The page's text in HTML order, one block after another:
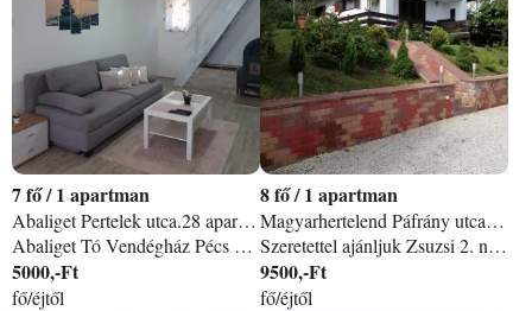
7 /1 apartman
Abaliget Pertelek utca.28 apartman
Abaliget Tó Vendégház Pécs mellet Mecsek egyik csodálatos völgyében a gyógyító hatásáról híres Abaligeti cseppkőbarlangtól egy könnyed sétára található. A Vendégház, Abaliget, Pretelek u. 28. szám alatt található, 55 nm-en 3 szoba, fürdőszoba, konyha, étkező, 7 fő elhelyezésére alkalmas! Egész évben bérelhető. Kályhás fűtés van. Teljesen felszerelt konyha, kerámialapos villanytűzhely, mikrohullámú sütő, kávéfőző, stb. Nappaliban T-home televízió! Ingyenes wifi! Tűzrakhely az udvarban bográcsozási lehetőséggel /bogrács, grillező biztosítót, fatüzelésű dézsafűrdő játszótér Bolt, étterem 3 percre. Abaligeti Szabad strand 5 percre. A sétányon, mely körbeöleli a tavat, éttermek és büfék várják hűsítő italokkal, kellemes ételekkel az egész napos horgászatot, fürdőzést kedvelőit illetve a túrázásban megfáradt vendégeinket. Kiépített bicikliút vezet Orfűtől egészen Pécsig vagy gyalogos túrát kedvelők számos túraútvonal közül választhatnak szebbnél szebb helyeken keresztül. A horgásztó a Vendégháztól egy ˝hajításnyira˝ található: ), éjszakai és bojlis horgászati lehetőséggel! Rosszidő esetén az Abaligeti cseppkőbarlang várja vendégeinket. Melyben csodálatosnál csodálatosabb cseppkőképződményei mellett, levegőjének magas pára- és radon tartalma, valamint pormentessége alkalmassá teszi légúti, allergiás és asztmatikus betegségekben szenvedők kezelését és gyógyulásának elősegítését. Abaligettől 3 km-re található Orfű, ahol strandolási (Szabad strand illetve élményfürdő) várja a víz szerelmeseit illetve a horgászás kedvelőit. Aki pedig szereti a zenei fesztiválokat a várja Fishing fesztivál. Ha pedig kellemes zamatú borokat szeretnének kóstolni a Villányi bórvidék 30 kilométerre, várja kedves vendégeinket. Pécs Magyarország egyik legrégibb, műemlékekben is gazdag települése. Zene és képzőművészet területén országos szempontból is kiemelkedő. Gyűjteményei - Modern Magyar Képtár, Csontváry Múzeum, Martyn Ferenc Múzeum, Victor Vasarely Múzeum, Amerigo Tot Múzeum, Schaár Erzsébet: ˝Utca˝, Zsolnay Kulturális Negyed, Múzeumok utcája, - városi és magán galériái a 20. századi magyar művészet egyedülállóan teljes bemutatását kínálják.
5000,-Ft
fő/éjtől
8 /1 apartman
Magyarhertelend Páfrány utca 1/a- Zsuzsi nyaraló 2. apartman
Szeretettel ajánljuk Zsuzsi 2. nyaralónkat Magyarhertelenden, a festői Mecsek lábánál, termálfürdő, szaunapark, kiváló túraútvonalak és az Orfűi- tavak közvetlen szomszédságában. Nyaralónktól kb. 50 m-re a sörimádók is megtalálják számításukat a Kapucinus kézműves sörfőzde szinte látótávolságban elérhető! Ajánljuk kifejezetten baráti társaságoknak, nagycsaládosoknak, akik minőségi kikapcssolódásra és nyugalomra vágynak távol a város zajától, erdő és a természet közvetlen közelében egy panorámás kétszintes nyaralóban. A házi kedvenceket is szívesen látjuk, kertünk teljesen körbe kerített, így a kutyusok és egyéb kisállatok is biztonságban tudhatók. Mindig csak egy csoportot fogadunk ezzel garantálva vendégeink maximális kényelmét!
9500,-Ft
fő/éjtől